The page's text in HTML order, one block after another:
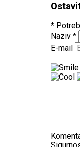
*
Naziv *
E-mail